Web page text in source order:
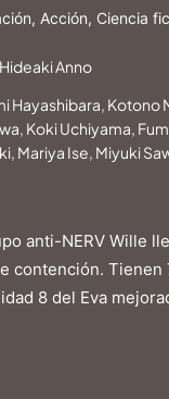
Acción, Ciencia
Anno
Kotono
Koki Uchiyama,
Mariya Ise, Miyuki
anti-NERV Wille
contención. Tienen
8 del Eva